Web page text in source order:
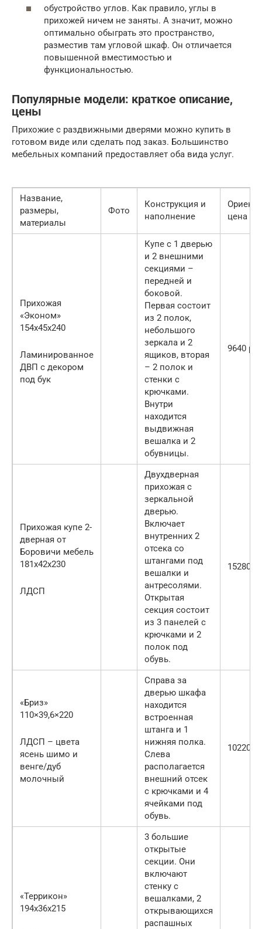
обустройство углов. Как правило, углы в
прихожей ничем не заняты. А значит, можно
оптимально обыграть это пространство,
разместив там угловой шкаф. Он отличается
повышенной вместимостью и
функциональностью.
Популярные модели: краткое описание,
цены
Прихожие с раздвижными дверями можно купить в
готовом виде или сделать под заказ. Большинство
мебельных компаний предоставляет оба вида услуг.
Название,
размеры,
материалы
Фото
Конструкция и
наполнение
цена
Прихожая
«Эконом»
154х45х240
Ламинированное
ДВП с декором
под бук
Купе с 1 дверью
и 2 внешними
секциями –
передней и
боковой.
Первая состоит
из 2 полок,
небольшого
зеркала и 2
ящиков, вторая
– 2 полок и
стенки с
крючками.
Внутри
находится
выдвижная
вешалка и 2
обувницы.
9640
Прихожая купе 2-
дверная от
Боровичи мебель
181x42x230
ЛДСП
Двухдверная
прихожая с
зеркальной
дверью.
Включает
внутренних 2
отсека со
штангами под
вешалки и
антресолями.
Открытая
секция состоит
из 3 панелей с
крючками и 2
полок под
обувь.
15280
«Бриз»
110×39,6×220
ЛДСП – цвета
ясень шимо и
венге/дуб
молочный
Справа за
дверью шкафа
находится
встроенная
штанга и 1
нижняя полка.
Слева
располагается
внешний отсек
с крючками и 4
ячейками под
обувь.
10220
«Террикон»
194x36x215
3 большие
открытые
секции. Они
включают
стенку с
вешалками, 2
открывающихся
распашных